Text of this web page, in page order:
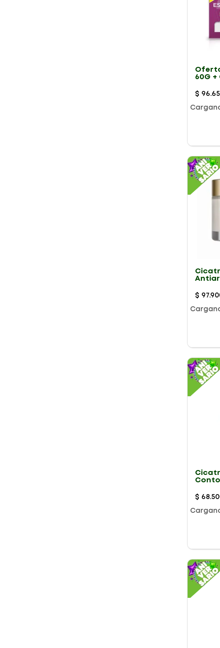
60G
$ 96.
$ 97.
Blur &
$ 68.